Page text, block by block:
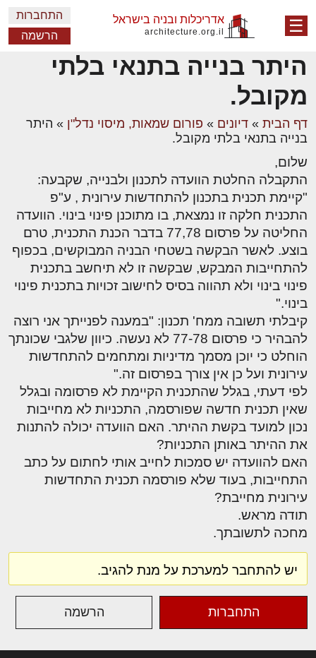
☰ אדריכלות ובניה בישראל
architecture.org.il
התחברות
הרשמה
היתר בנייה בתנאי בלתי
מקובל.
דף הבית » דיונים » פורום שמאות, מיסוי נדל"ן » היתר
בנייה בתנאי בלתי מקובל.
שלום,
התקבלה החלטת הוועדה לתכנון ולבנייה, שקבעה:
"קיימת תכנית בתכנון להתחדשות עירונית , ע"פ
התכנית חלקה זו נמצאת, בו מתוכנן פינוי בינוי. הוועדה
החליטה על פרסום 77,78 בדבר הכנת התכנית, טרם
בוצע. לאשר הבקשה בשטחי הבניה המבוקשים, בכפוף
להתחייבות המבקש, שבקשה זו לא תיחשב בתכנית
פינוי בינוי ולא תהווה בסיס לחישוב זכויות בתכנית פינוי
בינוי."
קיבלתי תשובה ממח' תכנון: "במענה לפנייתך אני רוצה
להבהיר כי פרסום 77-78 לא נעשה. כיוון שלגבי שכונתך
הוחלט כי יוכן מסמך מדיניות ומתחמים להתחדשות
עירונית ועל כן אין צורך בפרסום זה."
לפי דעתי, בגלל שהתכנית הקיימת לא פרסומה ובגלל
שאין תכנית חדשה שפורסמה, התכניות לא מחייבות
נכון למועד בקשת ההיתר. האם הוועדה יכולה להתנות
את ההיתר באותן התכניות?
האם להוועדה יש סמכות לחייב אותי לחתום על כתב
התחייבות, בעוד שלא פורסמה תכנית התחדשות
עירונית מחייבת?
תודה מראש.
מחכה לתשובתך.
יש להתחבר למערכת על מנת להגיב.
התחברות הרשמה